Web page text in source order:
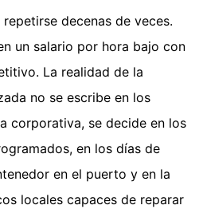
decenas de veces.
un salario por hora bajo con
La realidad de la
no se escribe en los
corporativa, se decide en los
en los días de
en el puerto y en la
locales capaces de reparar